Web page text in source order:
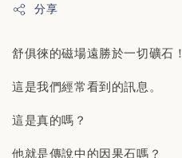
分享
舒俱徠的磁場遠勝於一切礦石！
這是我們經常看到的訊息。
這是真的嗎？
他就是傳說中的因果石嗎？